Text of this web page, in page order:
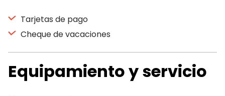
Tarjetas de pago
Cheque de vacaciones
Equipamiento y servicio